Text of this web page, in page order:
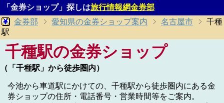
「金券ショップ」探しは旅行情報網金券部
金券部
愛知県の金券ショップ案内 名古屋市
千種
駅
千種駅の金券ショップ
（「千種駅」から徒歩圏内）
今池から車道駅にかけての、千種駅から徒歩圏内にある金
券ショップの住所・電話番号・営業時間等をご案内。